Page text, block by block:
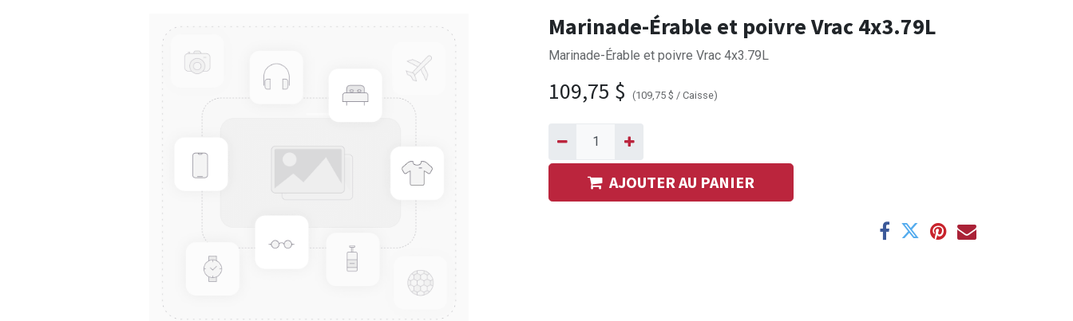
Marinade-Érable et poivre Vrac 4x3.79L
Marinade-Érable et poivre Vrac 4x3.79L
109,75 $ (109,75 $ / Caisse)
AJOUTER AU PANIER